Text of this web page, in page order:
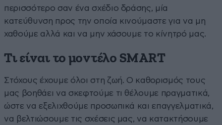
περισσότερο σαν ένα σχέδιο δράσης, μία
κατεύθυνση προς την οποία κινούμαστε για να μη
χαθούμε αλλά και να μην χάσουμε το κίνητρό μας.
Tι είναι το μοντέλο SMART
Στόχους έχουμε όλοι στη ζωή. Ο καθορισμός τους
μας βοηθάει να σκεφτούμε τι θέλουμε πραγματικά,
ώστε να εξελιχθούμε προσωπικά και επαγγελματικά,
να βελτιώσουμε τις σχέσεις μας, να κατακτήσουμε